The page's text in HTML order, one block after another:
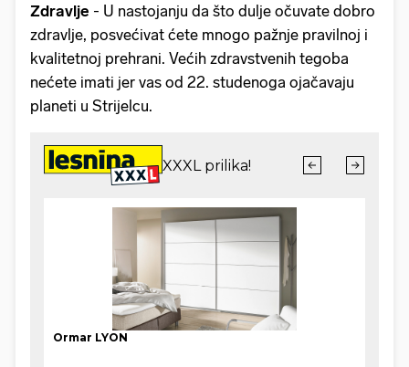
Zdravlje - U nastojanju da što dulje očuvate dobro
zdravlje, posvećivat ćete mnogo pažnje pravilnoj i
kvalitetnoj prehrani. Većih zdravstvenih tegoba
nećete imati jer vas od 22. studenoga ojačavaju
planeti u Strijelcu.